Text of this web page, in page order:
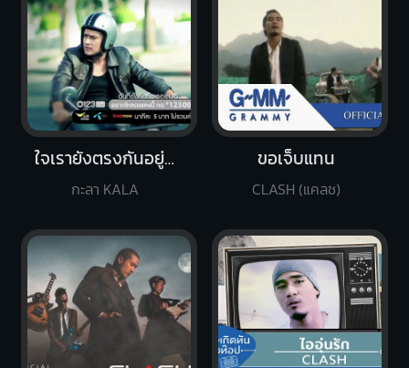
ใจเรายังตรงกันอยู่ไหม
กะลา KALA
ขอเจ็บแทน
CLASH (แคลช)